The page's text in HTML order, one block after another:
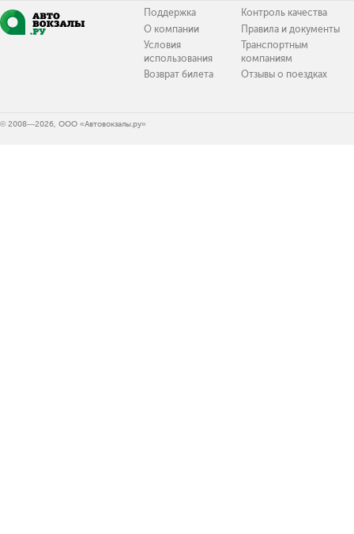
Поддержка
О компании
Условия
использования
Возврат билета
Контроль качества
Правила и документы
Транспортным
компаниям
Отзывы о поездках
© 2008—2026, ООО «Автовокзалы.ру»